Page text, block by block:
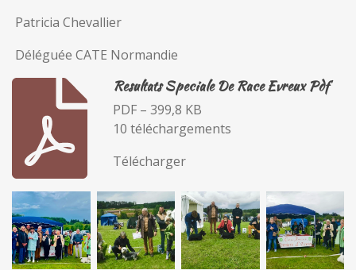
Patricia Chevallier
Déléguée CATE Normandie
Resultats Speciale De Race Evreux Pdf
PDF – 399,8 KB
10 téléchargements
Télécharger